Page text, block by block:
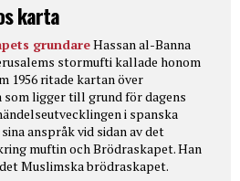
karta
grundareHassan al-Banna
stormufti kallade honom
1956 ritade kartan över
ligger till grund för dagens
i spanska
anspråk vid sidan av det
muftin och Brödraskapet. Han
Muslimska brödraskapet.